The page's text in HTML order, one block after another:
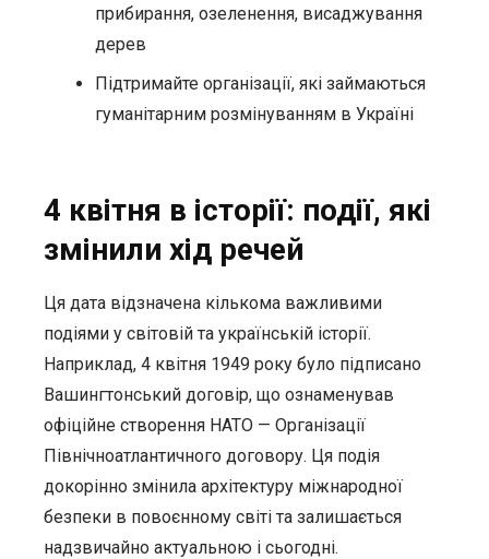
прибирання, озеленення, висаджування
дерев
Підтримайте організації, які займаються
гуманітарним розмінуванням в Україні
4 квітня в історії: події, які
змінили хід речей
Ця дата відзначена кількома важливими
подіями у світовій та українській історії.
Наприклад, 4 квітня 1949 року було підписано
Вашингтонський договір, що ознаменував
офіційне створення НАТО — Організації
Північноатлантичного договору. Ця подія
докорінно змінила архітектуру міжнародної
безпеки в повоєнному світі та залишається
надзвичайно актуальною і сьогодні.